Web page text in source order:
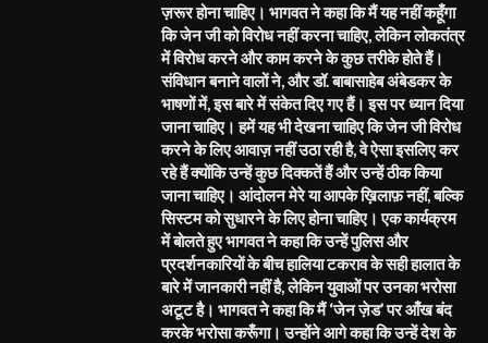
ज़रूर होना चाहिए। भागवत ने कहा कि मैं यह नहीं कहूँगा
कि जेन जी को विरोध नहीं करना चाहिए, लेकिन लोकतंत्र
में विरोध करने और काम करने के कुछ तरीके होते हैं।
संविधान बनाने वालों ने, और डॉ. बाबासाहेब अंबेडकर के
भाषणों में, इस बारे में संकेत दिए गए हैं। इस पर ध्यान दिया
जाना चाहिए। हमें यह भी देखना चाहिए कि जेन जी विरोध
करने के लिए आवाज़ नहीं उठा रही है, वे ऐसा इसलिए कर
रहे हैं क्योंकि उन्हें कुछ दिक्कतें हैं और उन्हें ठीक किया
जाना चाहिए। आंदोलन मेरे या आपके ख़िलाफ़ नहीं, बल्कि
सिस्टम को सुधारने के लिए होना चाहिए। एक कार्यक्रम
में बोलते हुए भागवत ने कहा कि उन्हें पुलिस और
प्रदर्शनकारियों के बीच हालिया टकराव के सही हालात के
बारे में जानकारी नहीं है, लेकिन युवाओं पर उनका भरोसा
अटूट है। भागवत ने कहा कि मैं ‘जेन ज़ेड’ पर आँख बंद
करके भरोसा करूँगा। उन्होंने आगे कहा कि उन्हें देश के